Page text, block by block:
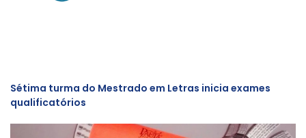
Sétima turma do Mestrado em Letras inicia exames
qualificatórios